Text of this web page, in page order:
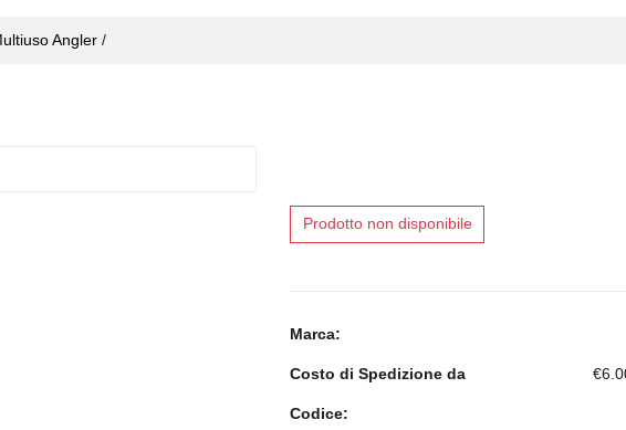
Angler /
Prodotto non disponibile
Marca:
Costo di Spedizione da
Codice: